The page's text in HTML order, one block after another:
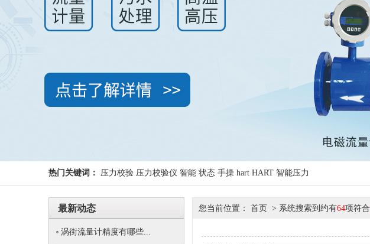
热门关键词：
压力校验 压力校验仪 智能 状态 手操 hart HART 智能压力
最新动态
涡街流量计精度有哪些...
您当前位置： 首页 > 系统搜索到约有64项符合